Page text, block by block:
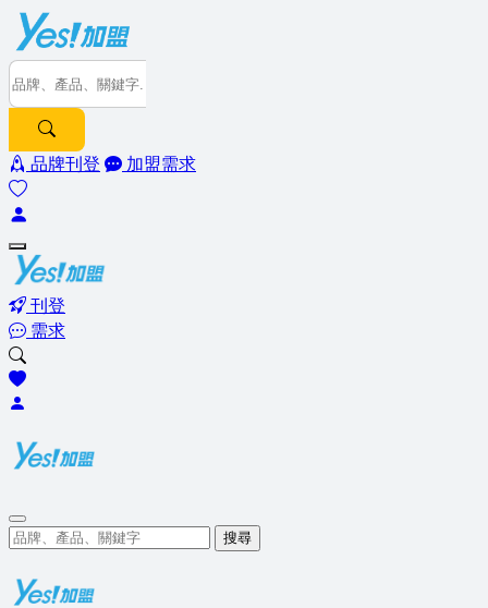
品牌刊登 加盟需求
刊登
需求
搜尋